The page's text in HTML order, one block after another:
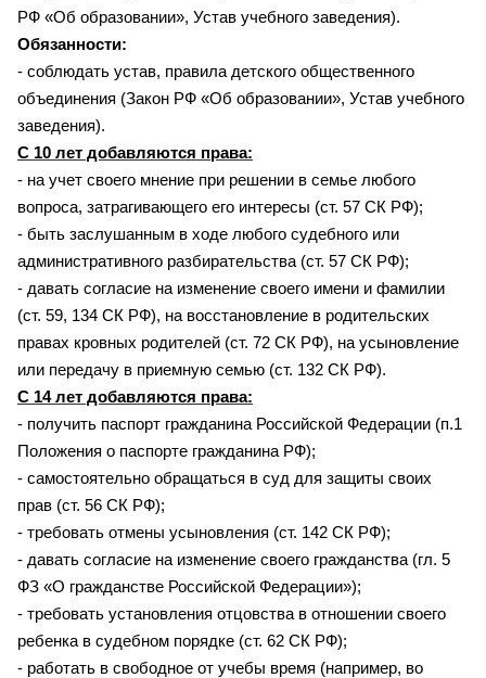
РФ «Об образовании», Устав учебного заведения).
Обязанности:
- соблюдать устав, правила детского общественного
объединения (Закон РФ «Об образовании», Устав учебного
заведения).
С 10 лет добавляются права:
- на учет своего мнение при решении в семье любого
вопроса, затрагивающего его интересы (ст. 57 СК РФ);
- быть заслушанным в ходе любого судебного или
административного разбирательства (ст. 57 СК РФ);
- давать согласие на изменение своего имени и фамилии
(ст. 59, 134 СК РФ), на восстановление в родительских
правах кровных родителей (ст. 72 СК РФ), на усыновление
или передачу в приемную семью (ст. 132 СК РФ).
С 14 лет добавляются права:
- получить паспорт гражданина Российской Федерации (п.1
Положения о паспорте гражданина РФ);
- самостоятельно обращаться в суд для защиты своих
прав (ст. 56 СК РФ);
- требовать отмены усыновления (ст. 142 СК РФ);
- давать согласие на изменение своего гражданства (гл. 5
ФЗ «О гражданстве Российской Федерации»);
- требовать установления отцовства в отношении своего
ребенка в судебном порядке (ст. 62 СК РФ);
- работать в свободное от учебы время (например, во